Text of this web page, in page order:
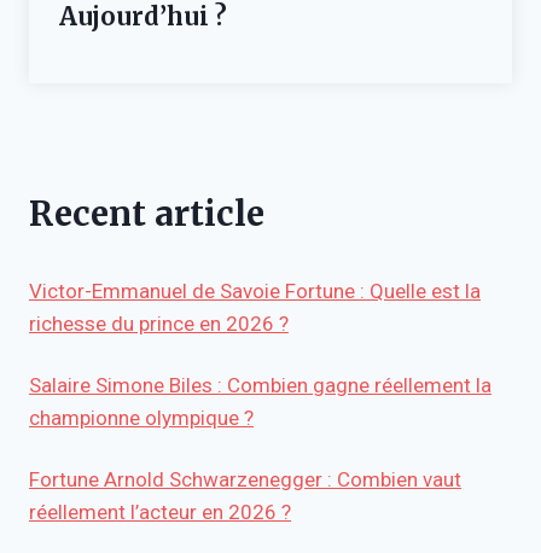
Aujourd’hui ?
Recent article
Victor-Emmanuel de Savoie Fortune : Quelle est la
richesse du prince en 2026 ?
Salaire Simone Biles : Combien gagne réellement la
championne olympique ?
Fortune Arnold Schwarzenegger : Combien vaut
réellement l’acteur en 2026 ?